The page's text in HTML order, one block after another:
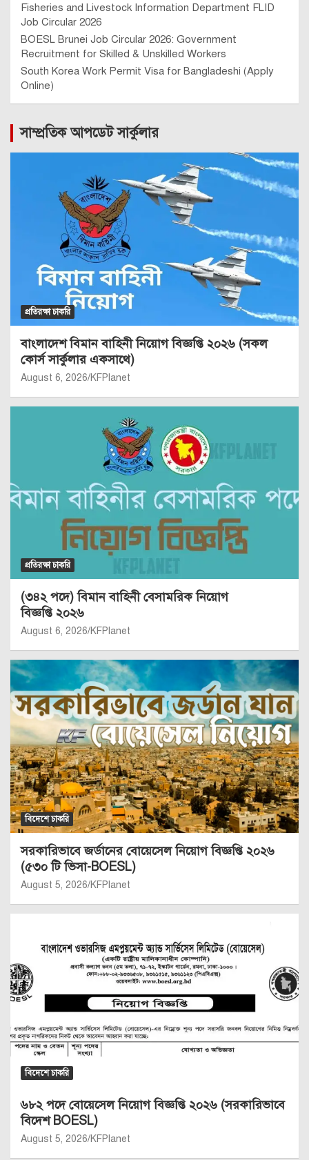
Fisheries and Livestock Information Department FLID
Job Circular 2026
BOESL Brunei Job Circular 2026: Government
Recruitment for Skilled & Unskilled Workers
South Korea Work Permit Visa for Bangladeshi (Apply
Online)
সাম্প্রতিক আপডেট সার্কুলার
প্রতিরক্ষা চাকরি
বাংলাদেশ বিমান বাহিনী নিয়োগ বিজ্ঞপ্তি ২০২৬ (সকল
কোর্স সার্কুলার একসাথে)
August 6, 2026 KFPlanet
প্রতিরক্ষা চাকরি
(৩৪২ পদে) বিমান বাহিনী বেসামরিক নিয়োগ
বিজ্ঞপ্তি ২০২৬
August 6, 2026 KFPlanet
বিদেশে চাকরি
সরকারিভাবে জর্ডানের বোয়েসেল নিয়োগ বিজ্ঞপ্তি ২০২৬
(৫৩০ টি ভিসা-BOESL)
August 5, 2026 KFPlanet
বিদেশে চাকরি
৬৮২ পদে বোয়েসেল নিয়োগ বিজ্ঞপ্তি ২০২৬ (সরকারিভাবে
বিদেশ BOESL)
August 5, 2026 KFPlanet